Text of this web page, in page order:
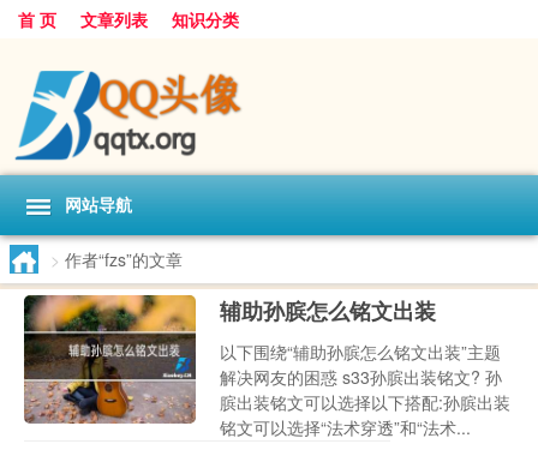
首 页 文章列表 知识分类
网站导航
> 作者“fzs”的文章
辅助孙膑怎么铭文出装
以下围绕“辅助孙膑怎么铭文出装”主题
解决网友的困惑 s33孙膑出装铭文? 孙
膑出装铭文可以选择以下搭配:孙膑出装
铭文可以选择“法术穿透”和“法术...